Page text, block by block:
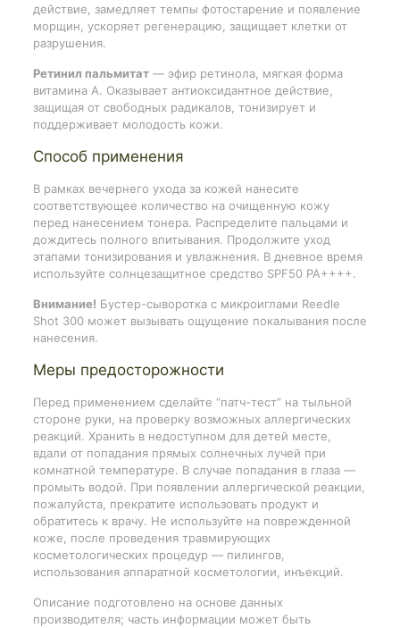
действие, замедляет темпы фотостарение и появление
морщин, ускоряет регенерацию, защищает клетки от
разрушения.
Ретинил пальмитат— эфир ретинола, мягкая форма
витамина A. Оказывает антиоксидантное действие,
защищая от свободных радикалов, тонизирует и
поддерживает молодость кожи.
Способ применения
В рамках вечернего ухода за кожей нанесите
соответствующее количество на очищенную кожу
перед нанесением тонера. Распределите пальцами и
дождитесь полного впитывания. Продолжите уход
этапами тонизирования и увлажнения. В дневное время
используйте солнцезащитное средство SPF50 PA++++.
Внимание! Бустер-сыворотка с микроиглами Reedle
Shot 300 может вызывать ощущение покалывания после
нанесения.
Меры предосторожности
Перед применением сделайте “патч-тест” на тыльной
стороне руки, на проверку возможных аллергических
реакций. Хранить в недоступном для детей месте,
вдали от попадания прямых солнечных лучей при
комнатной температуре. В случае попадания в глаза —
промыть водой. При появлении аллергической реакции,
пожалуйста, прекратите использовать продукт и
обратитесь к врачу. Не используйте на поврежденной
коже, после проведения травмирующих
косметологических процедур — пилингов,
использования аппаратной косметологии, инъекций.
Описание подготовлено на основе данных
производителя; часть информации может быть